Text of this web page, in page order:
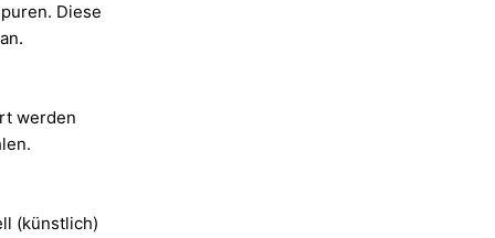
Diese
werden
(künstlich)